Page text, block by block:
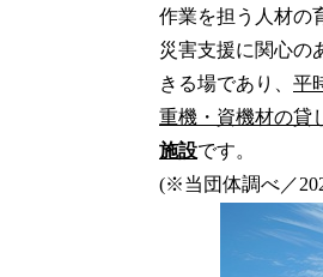
作業を担う人材の
災害支援に関心の
きる場であり、 平
重機・資機材の貸
施設です。
(※当団体調べ／